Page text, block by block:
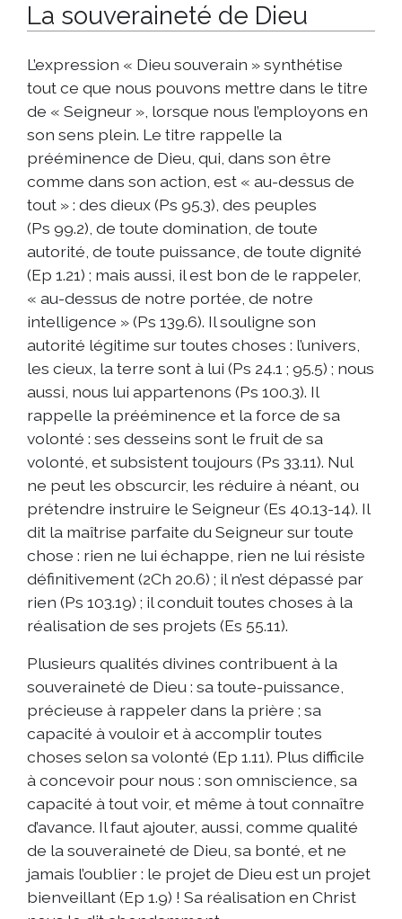
La souveraineté de Dieu
L’expression « Dieu souverain » synthétise
tout ce que nous pouvons mettre dans le titre
de « Seigneur », lorsque nous l’employons en
son sens plein. Le titre rappelle la
prééminence de Dieu, qui, dans son être
comme dans son action, est « au-dessus de
tout » : des dieux (Ps 95.3), des peuples
(Ps 99.2), de toute domination, de toute
autorité, de toute puissance, de toute dignité
(Ep 1.21) ; mais aussi, il est bon de le rappeler,
« au-dessus de notre portée, de notre
intelligence » (Ps 139.6). Il souligne son
autorité légitime sur toutes choses : l’univers,
les cieux, la terre sont à lui (Ps 24.1 ; 95.5) ; nous
aussi, nous lui appartenons (Ps 100.3). Il
rappelle la prééminence et la force de sa
volonté : ses desseins sont le fruit de sa
volonté, et subsistent toujours (Ps 33.11). Nul
ne peut les obscurcir, les réduire à néant, ou
prétendre instruire le Seigneur (Es 40.13-14). Il
dit la maîtrise parfaite du Seigneur sur toute
chose : rien ne lui échappe, rien ne lui résiste
définitivement (2Ch 20.6) ; il n’est dépassé par
rien (Ps 103.19) ; il conduit toutes choses à la
réalisation de ses projets (Es 55.11).
Plusieurs qualités divines contribuent à la
souveraineté de Dieu : sa toute-puissance,
précieuse à rappeler dans la prière ; sa
capacité à vouloir et à accomplir toutes
choses selon sa volonté (Ep 1.11). Plus difficile
à concevoir pour nous : son omniscience, sa
capacité à tout voir, et même à tout connaître
d’avance. Il faut ajouter, aussi, comme qualité
de la souveraineté de Dieu, sa bonté, et ne
jamais l’oublier : le projet de Dieu est un projet
bienveillant (Ep 1.9) ! Sa réalisation en Christ